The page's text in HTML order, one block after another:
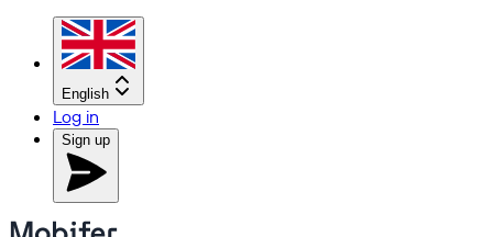
English
Log in
Sign up